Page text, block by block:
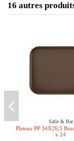
16 autres
Salle & Bar
Plateau PP 34X26,5
x 24